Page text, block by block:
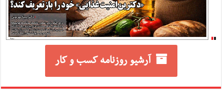
آرشیو روزنامه کسب و کار